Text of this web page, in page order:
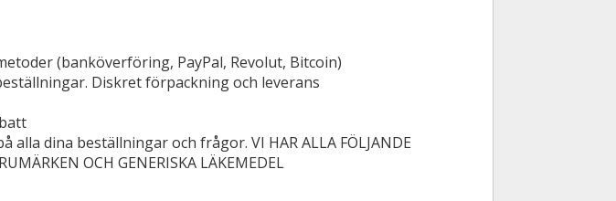
(banköverföring, PayPal, Revolut, Bitcoin)
Diskret förpackning och leverans
dina beställningar och frågor. VI HAR ALLA FÖLJANDE
OCH GENERISKA LÄKEMEDEL